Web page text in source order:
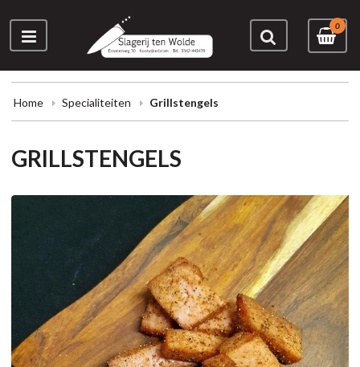
0
Home Specialiteiten Grillstengels
GRILLSTENGELS